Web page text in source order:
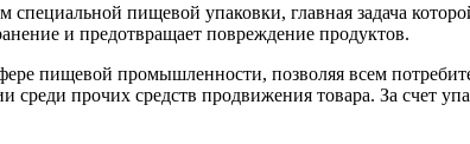
пищевой упаковки, главная задача
и предотвращает повреждение продуктов.
пищевой промышленности, позволяя всем
среди прочих средств продвижения товара. За счет